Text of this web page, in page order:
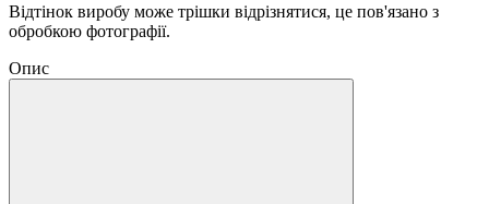
Відтінок виробу може трішки відрізнятися, це пов'язано з
обробкою фотографії.
Опис